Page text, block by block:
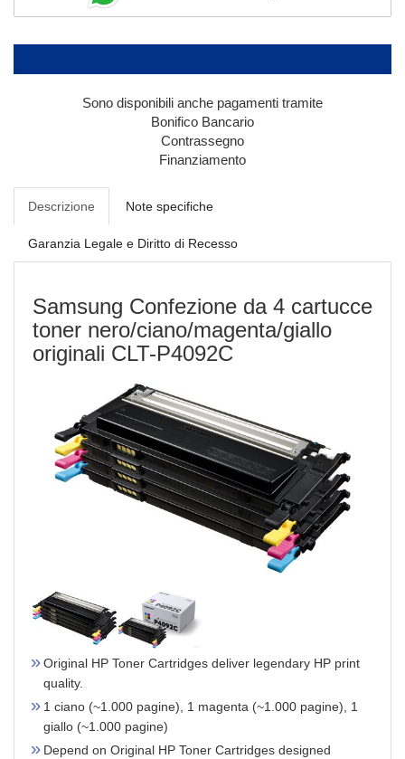
Sono disponibili anche pagamenti tramite
Bonifico Bancario
Contrassegno
Finanziamento
Descrizione Note specifiche
Garanzia Legale e Diritto di Recesso
Samsung Confezione da 4 cartucce
toner nero/ciano/magenta/giallo
originali CLT-P4092C
Original HP Toner Cartridges deliver legendary HP print
quality.
1 ciano (~1.000 pagine), 1 magenta (~1.000 pagine), 1
giallo (~1.000 pagine)
Depend on Original HP Toner Cartridges designed